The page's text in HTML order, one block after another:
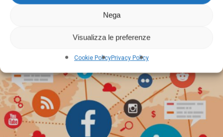
Nega
Visualizza le preferenze
Cookie PolicyPrivacy Policy
IMPRESE